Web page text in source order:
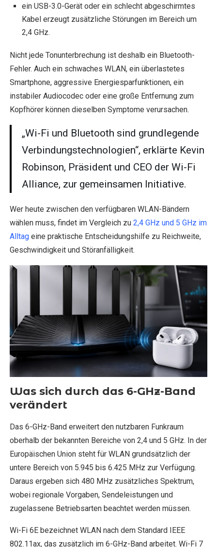
ein USB-3.0-Gerät oder ein schlecht abgeschirmtes
Kabel erzeugt zusätzliche Störungen im Bereich um
2,4 GHz.
Nicht jede Tonunterbrechung ist deshalb ein Bluetooth-
Fehler. Auch ein schwaches WLAN, ein überlastetes
Smartphone, aggressive Energiesparfunktionen, ein
instabiler Audiocodec oder eine große Entfernung zum
Kopfhörer können dieselben Symptome verursachen.
„Wi-Fi und Bluetooth sind grundlegende
Verbindungstechnologien“, erklärte Kevin
Robinson, Präsident und CEO der Wi-Fi
Alliance, zur gemeinsamen Initiative.
Wer heute zwischen den verfügbaren WLAN-Bändern
wählen muss, findet im Vergleich zu 2,4 GHz und 5 GHz im
Alltag eine praktische Entscheidungshilfe zu Reichweite,
Geschwindigkeit und Störanfälligkeit.
Was sich durch das 6-GHz-Band
verändert
Das 6-GHz-Band erweitert den nutzbaren Funkraum
oberhalb der bekannten Bereiche von 2,4 und 5 GHz. In der
Europäischen Union steht für WLAN grundsätzlich der
untere Bereich von 5.945 bis 6.425 MHz zur Verfügung.
Daraus ergeben sich 480 MHz zusätzliches Spektrum,
wobei regionale Vorgaben, Sendeleistungen und
zugelassene Betriebsarten beachtet werden müssen.
Wi-Fi 6E bezeichnet WLAN nach dem Standard IEEE
802.11ax, das zusätzlich im 6-GHz-Band arbeitet. Wi-Fi 7